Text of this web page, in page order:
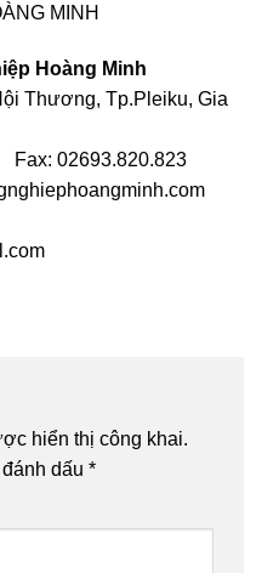
MINH
Hoàng Minh
Thương, Tp.Pleiku, Gia
02693.820.823
hiển thị công khai.
dấu *